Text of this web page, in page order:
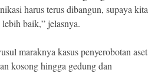
harus terus dibangun, supaya kita
baik,” jelasnya.
maraknya kasus penyerobotan aset
kosong hingga gedung dan